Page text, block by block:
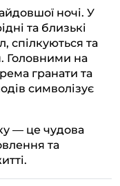
ночі. У
та близькі
спілкуються та
Головними на
гранати та
символізує
— це чудова
та